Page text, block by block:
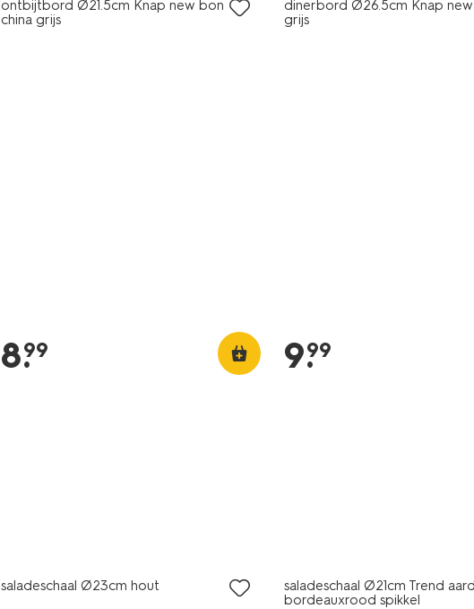
ontbijtbord Ø21.5cm Knap new bone
china grijs
8.
99
dinerbord Ø26.5cm Knap
grijs
9.
99
saladeschaal Ø23cm hout
saladeschaal Ø21cm Trend
bordeauxrood spikkel